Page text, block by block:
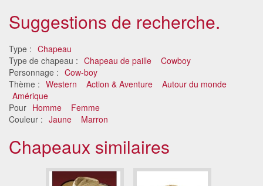
Suggestions de recherche.
Type : Chapeau
Type de chapeau : Chapeau de paille
Cowboy
Personnage : Cow-boy
Thème : Western Action & Aventure
Autour du monde
Amérique
Pour Homme
Femme
Couleur : Jaune Marron
Chapeaux similaires